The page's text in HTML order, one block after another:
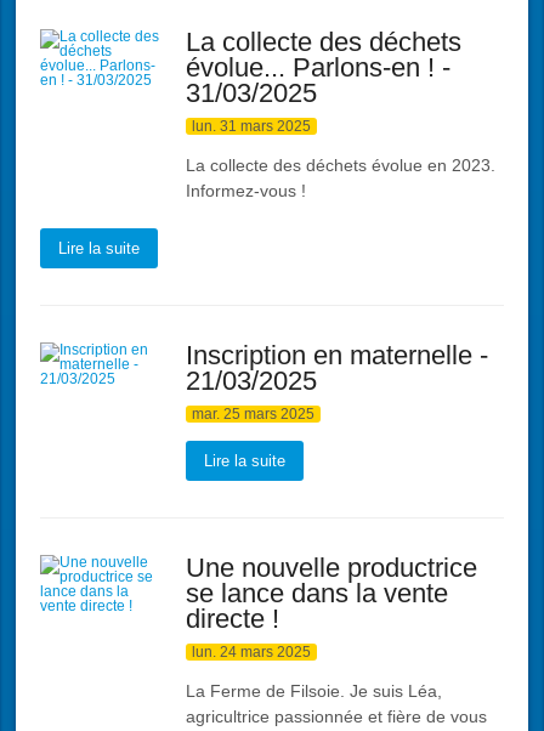
La collecte des déchets
évolue... Parlons-en ! -
31/03/2025
lun. 31 mars 2025
La collecte des déchets évolue en 2023.
Informez-vous !
Lire la suite
Inscription en maternelle -
21/03/2025
mar. 25 mars 2025
Lire la suite
Une nouvelle productrice
se lance dans la vente
directe !
lun. 24 mars 2025
La Ferme de Filsoie. Je suis Léa,
agricultrice passionnée et fière de vous